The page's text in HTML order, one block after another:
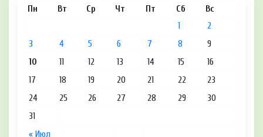
Пн Вт Ср Чт Пт Сб Вс
« Июл
1
2
3
4 5 6 7 8
9
10
11 12 13 14 15
16
17
18 19 20 21 22
23
24
25 26 27 28 29
30
31